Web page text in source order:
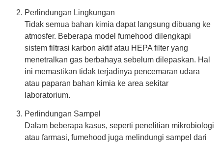
Perlindungan Lingkungan
Tidak semua bahan kimia dapat langsung dibuang ke
atmosfer. Beberapa model fumehood dilengkapi
sistem filtrasi karbon aktif atau HEPA filter yang
menetralkan gas berbahaya sebelum dilepaskan. Hal
ini memastikan tidak terjadinya pencemaran udara
atau paparan bahan kimia ke area sekitar
laboratorium.
Perlindungan Sampel
Dalam beberapa kasus, seperti penelitian mikrobiologi
atau farmasi, fumehood juga melindungi sampel dari